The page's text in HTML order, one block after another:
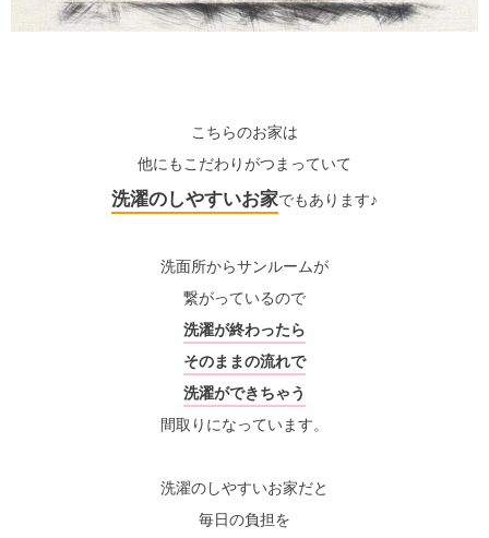
こちらのお家は
他にもこだわりがつまっていて
洗濯のしやすいお家でもあります♪
洗面所からサンルームが
繋がっているので
洗濯が終わったら
そのままの流れで
洗濯ができちゃう
間取りになっています。
洗濯のしやすいお家だと
毎日の負担を